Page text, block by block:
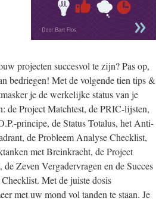
projecten succesvol te zijn? Pas op,
bedriegen! Met de volgende tien tips &
je de werkelijke status van je
de Project Matchtest, de PRIC-lijsten,
principe, de Status Totalus, het Anti-
de Probleem Analyse Checklist,
met Breinkracht, de Project
de Zeven Vergadervragen en de Succes
Met de juiste dosis
met uw mond vol tanden te staan. Je